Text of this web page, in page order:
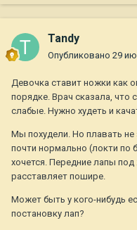
Tandy
Опубликовано 29
Девочка ставит ножки как
порядке. Врач сказала,
слабые. Нужно худеть и
Мы похудели. Но плавать не
почти нормально (локти по
хочется. Передние лапы
расставляет пошире.
Может быть у кого-нибудь
постановку лап?